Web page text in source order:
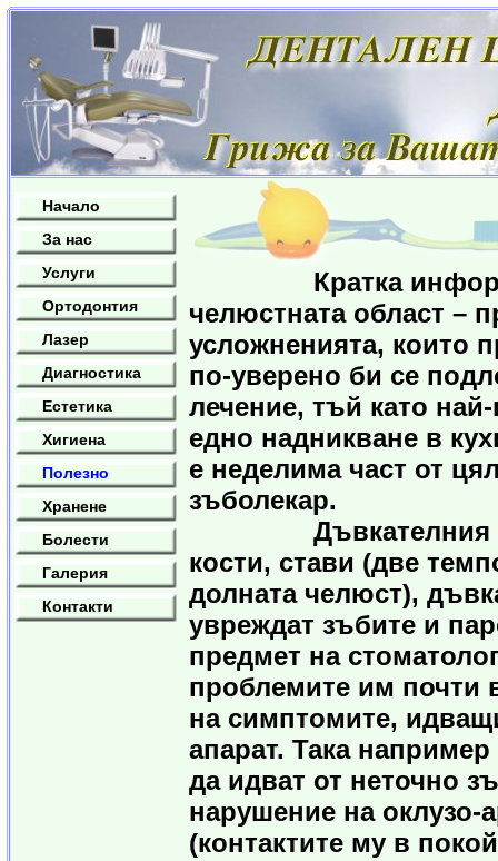
Начало
За нас
Услуги
Ортодонтия
Лазер
Диагностика
Естетика
Хигиена
Полезно
Хранене
Болести
Галерия
Контакти
Кратка
челюстната област –
усложненията, които
по-уверено би се
лечение, тъй като
едно надникване в
е неделима част от
зъболекар.
Дъвкателния
кости, стави (две
долната челюст),
увреждат зъбите и
предмет на
проблемите им почти
на симптомите,
апарат. Така
да идват от неточно
нарушение на оклузо-
(контактите му в